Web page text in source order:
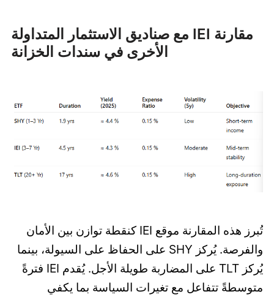
مقارنة IEI مع صناديق الاستثمار المتداولة
الأخرى في سندات الخزانة
تُبرز هذه المقارنة موقع IEI كنقطة توازن بين الأمان
والفرصة. يُركز SHY على الحفاظ على السيولة، بينما
يُركز TLT على المضاربة طويلة الأجل. يُقدم IEI فترةً
متوسطةً تتفاعل مع تغيرات السياسة بما يكفي